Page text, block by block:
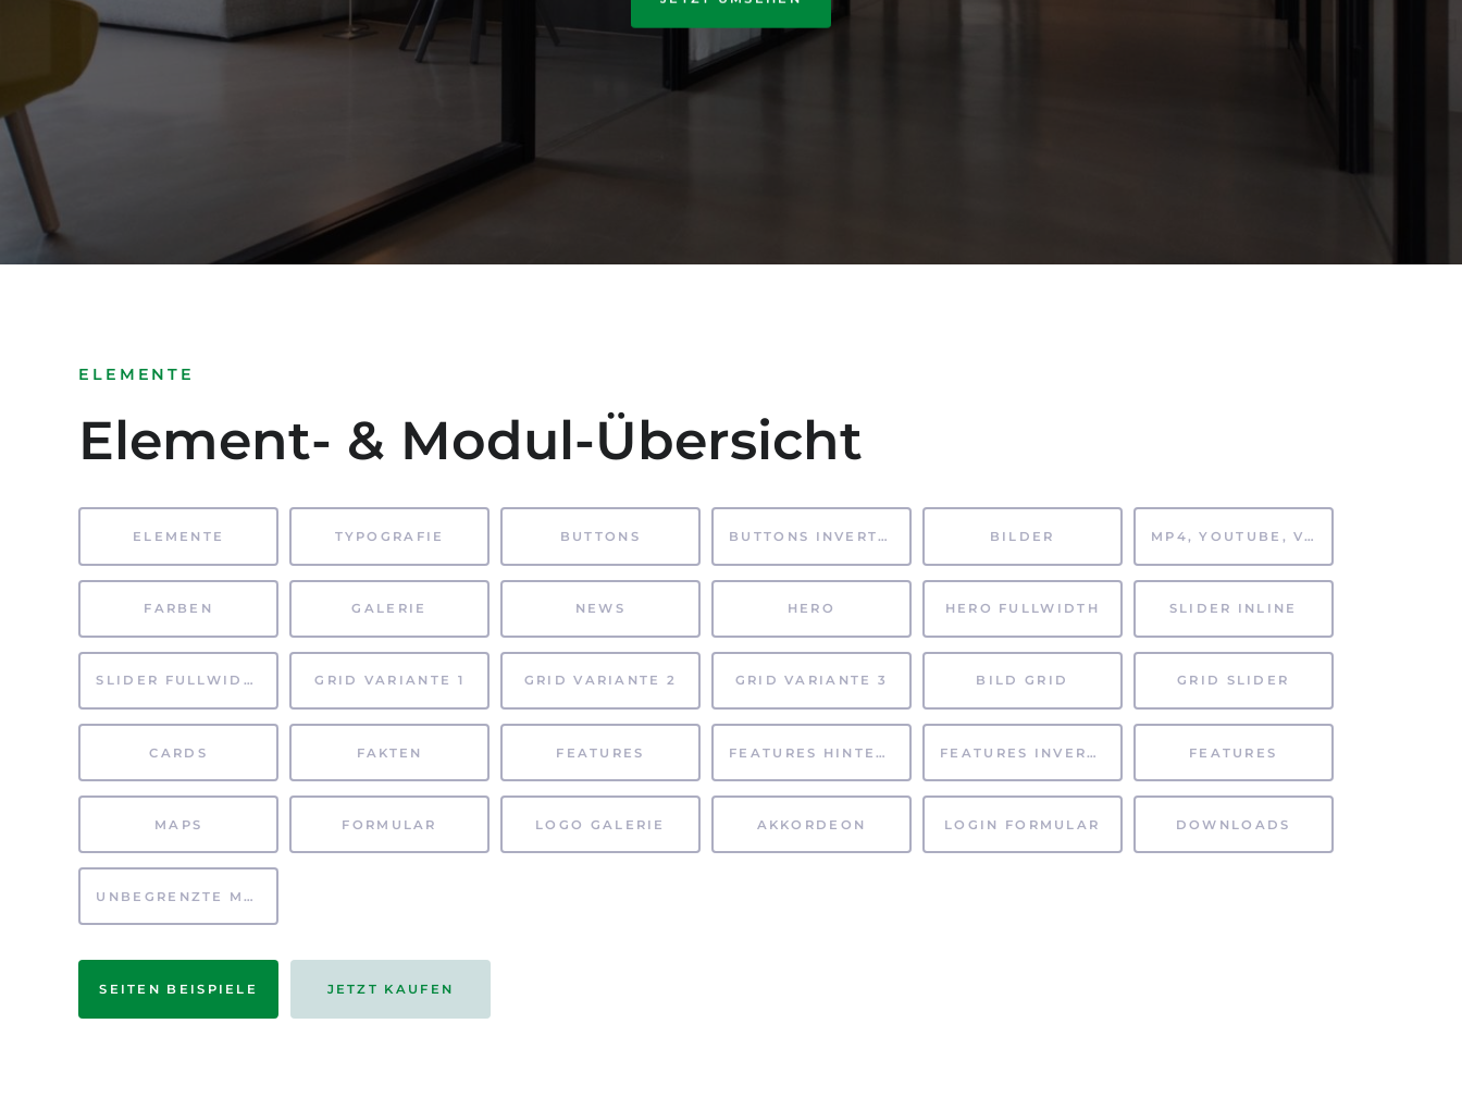
ELEMENTE
Element- & Modul-Übersicht
ELEMENTE TYPOGRAFIE BUTTONS BUTTONS INVERTIERT BILDER MP4, YOUTUBE, VIMEO
FARBEN GALERIE NEWS HERO HERO FULLWIDTH SLIDER INLINE
SLIDER FULLWIDTH GRID VARIANTE 1 GRID VARIANTE 2 GRID VARIANTE 3 BILD GRID GRID SLIDER
CARDS FAKTEN FEATURES FEATURES HINTERGRUND FEATURES INVERTIERT FEATURES
MAPS FORMULAR LOGO GALERIE AKKORDEON LOGIN FORMULAR DOWNLOADS
UNBEGRENZTE MÖGLICHKEITEN
SEITEN BEISPIELE JETZT KAUFEN